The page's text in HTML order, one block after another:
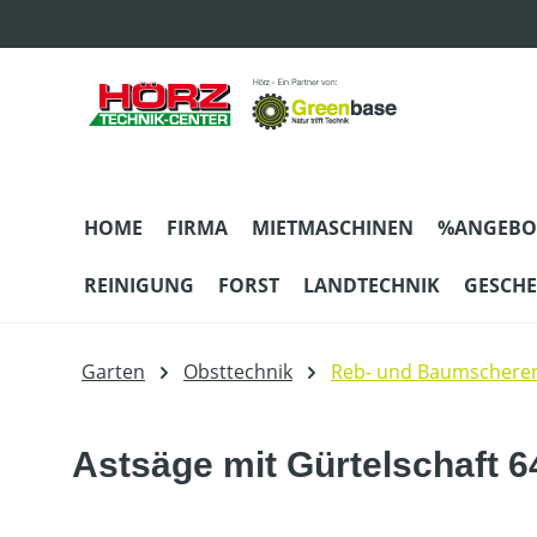
HOME FIRMA MIETMASCHINEN
REINIGUNG FORST LANDTECHNIK
Garten Obsttechnik Reb- und
Astsäge mit Gürtelschaft